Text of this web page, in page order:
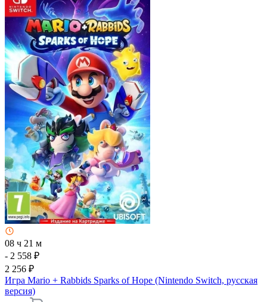
08 ч 21 м
- 2 558 ₽
2 256 ₽
Игра Mario + Rabbids Sparks of Hope (Nintendo Switch, русская
версия)